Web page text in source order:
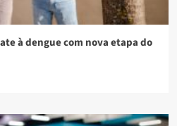
à dengue com nova etapa do